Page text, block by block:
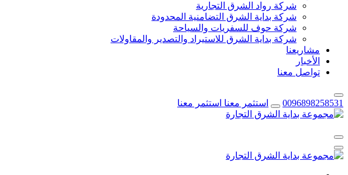
شركة رواد الشرق التجارية
شركة بداية الشرق التضامنية المحدودة
شركة حوف للسفريات والسياحة
شركة بداية الشرق للاستيراد والتصدير والمقاولات
مشاريعنا
الأخبار
تواصل معنا
0096898258531 استثمر معنا استثمر معنا